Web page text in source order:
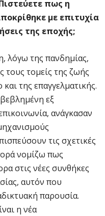
πως η
με επιτυχία
της εποχής;
λόγω της πανδημίας,
τους τομείς της ζωής
της επαγγελματικής.
εξ
ανάγκασαν
τις σχετικές
νομίζω πως
στις νέες συνθήκες
αυτόν που
παρουσία.
η νέα